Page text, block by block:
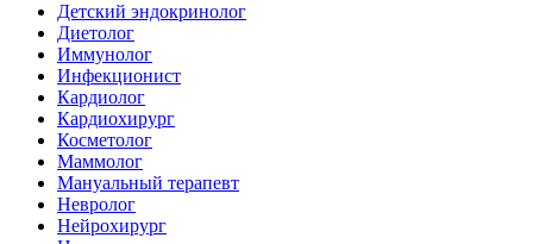
Детский эндокринолог
Диетолог
Иммунолог
Инфекционист
Кардиолог
Кардиохирург
Косметолог
Маммолог
Мануальный терапевт
Невролог
Нейрохирург